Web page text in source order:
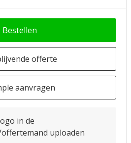
Bestellen
offerte
aanvragen
in de
uploaden